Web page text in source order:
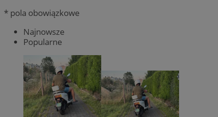
* pola obowiązkowe
Najnowsze
Popularne